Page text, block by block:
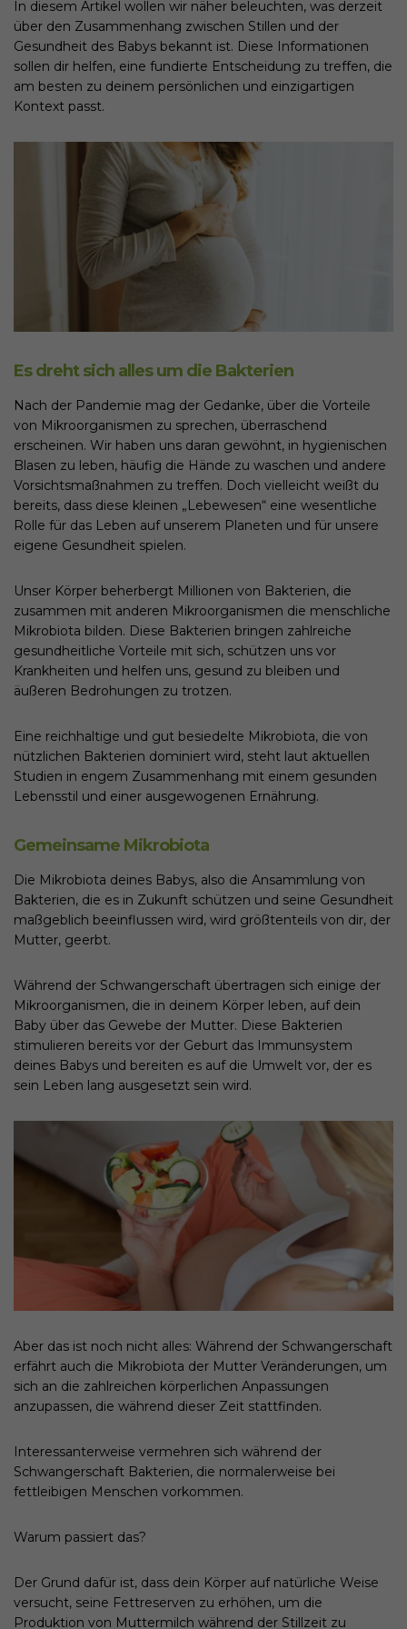
In diesem Artikel wollen wir näher beleuchten, was derzeit
über den Zusammenhang zwischen Stillen und der
Gesundheit des Babys bekannt ist. Diese Informationen
sollen dir helfen, eine fundierte Entscheidung zu treffen, die
am besten zu deinem persönlichen und einzigartigen
Kontext passt.
Es dreht sich alles um die Bakterien
Nach der Pandemie mag der Gedanke, über die Vorteile
von Mikroorganismen zu sprechen, überraschend
erscheinen. Wir haben uns daran gewöhnt, in hygienischen
Blasen zu leben, häufig die Hände zu waschen und andere
Vorsichtsmaßnahmen zu treffen. Doch vielleicht weißt du
bereits, dass diese kleinen „Lebewesen“ eine wesentliche
Rolle für das Leben auf unserem Planeten und für unsere
eigene Gesundheit spielen.
Unser Körper beherbergt Millionen von Bakterien, die
zusammen mit anderen Mikroorganismen die menschliche
Mikrobiota bilden. Diese Bakterien bringen zahlreiche
gesundheitliche Vorteile mit sich, schützen uns vor
Krankheiten und helfen uns, gesund zu bleiben und
äußeren Bedrohungen zu trotzen.
Eine reichhaltige und gut besiedelte Mikrobiota, die von
nützlichen Bakterien dominiert wird, steht laut aktuellen
Studien in engem Zusammenhang mit einem gesunden
Lebensstil und einer ausgewogenen Ernährung.
Gemeinsame Mikrobiota
Die Mikrobiota deines Babys, also die Ansammlung von
Bakterien, die es in Zukunft schützen und seine Gesundheit
maßgeblich beeinflussen wird, wird größtenteils von dir, der
Mutter, geerbt.
Während der Schwangerschaft übertragen sich einige der
Mikroorganismen, die in deinem Körper leben, auf dein
Baby über das Gewebe der Mutter. Diese Bakterien
stimulieren bereits vor der Geburt das Immunsystem
deines Babys und bereiten es auf die Umwelt vor, der es
sein Leben lang ausgesetzt sein wird.
Aber das ist noch nicht alles: Während der Schwangerschaft
erfährt auch die Mikrobiota der Mutter Veränderungen, um
sich an die zahlreichen körperlichen Anpassungen
anzupassen, die während dieser Zeit stattfinden.
Interessanterweise vermehren sich während der
Schwangerschaft Bakterien, die normalerweise bei
fettleibigen Menschen vorkommen.
Warum passiert das?
Der Grund dafür ist, dass dein Körper auf natürliche Weise
versucht, seine Fettreserven zu erhöhen, um die
Produktion von Muttermilch während der Stillzeit zu